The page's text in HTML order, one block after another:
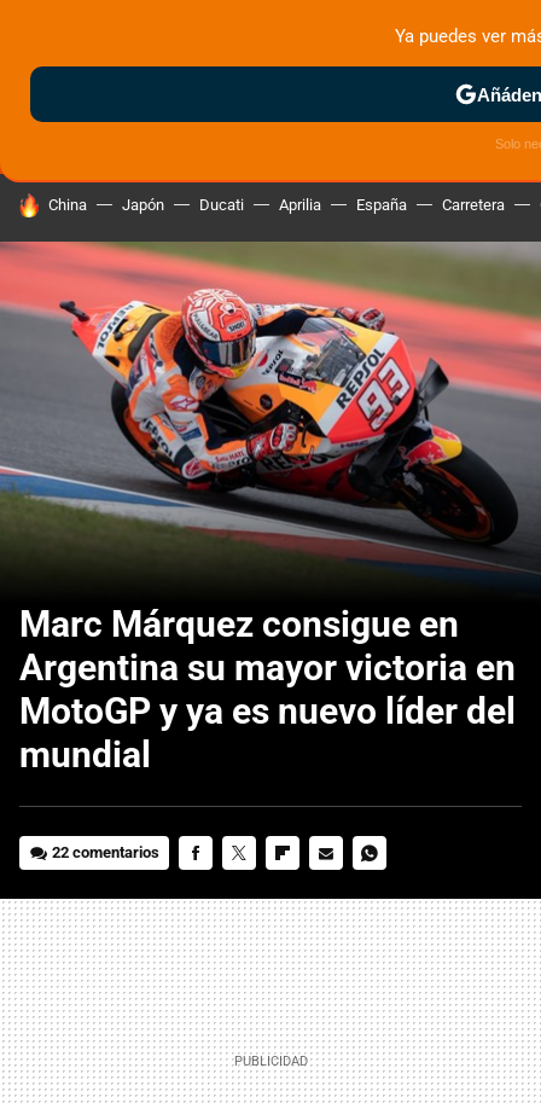
MENÚ NUEVO
MOTOS ELÉCTRICAS
HOY SE HABLA DE
China Japón Ducati Aprilia España Carretera
Marc Márquez consigue en
Argentina su mayor victoria en
MotoGP y ya es nuevo líder del
mundial
22 comentarios
MAIL
Ya puedes ver
Solo